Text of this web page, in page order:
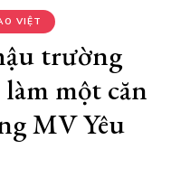
VIỆT
trường
một căn
MV Yêu